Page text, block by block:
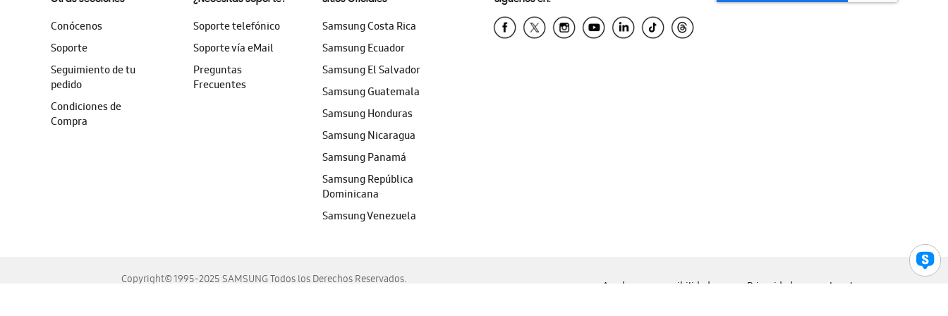
Conócenos
Soporte
Seguimiento de tu
pedido
Condiciones de
Compra
Soporte telefónico
Soporte vía eMail
Preguntas
Frecuentes
Samsung Costa Rica
Samsung Ecuador
Samsung El Salvador
Samsung Guatemala
Samsung Honduras
Samsung Nicaragua
Samsung Panamá
Samsung República
Dominicana
Samsung Venezuela
Copyright© 1995-2025 SAMSUNG Todos los Derechos Reservados.
Ayuda para accesibilidad Privacidad Legal